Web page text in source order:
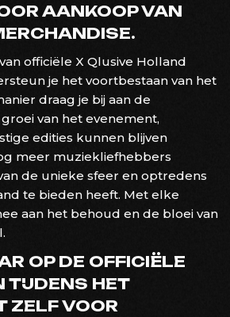
AANKOOP VAN
officiële X Qlusive Holland
je het voortbestaan van het
draag je bij aan de
van het evenement,
edities kunnen blijven
meer muziekliefhebbers
de unieke sfeer en optredens
te bieden heeft. Met elke
aan het behoud en de bloei van
OP DE OFFICIËLE
TIJDENS HET
ZELF VOOR